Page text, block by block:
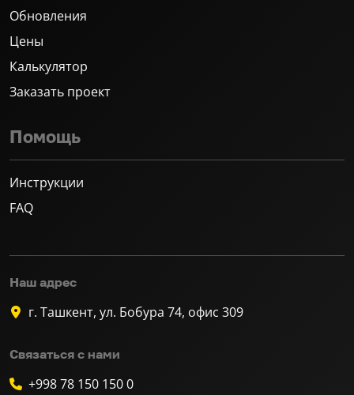
Обновления
Цены
Калькулятор
Заказать проект
Помощь
Инструкции
FAQ
Наш адрес
г. Ташкент, ул. Бобура 74, офис 309
Связаться с нами
+998 78 150 150 0